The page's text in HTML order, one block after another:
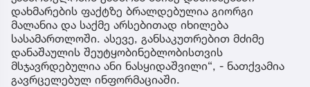
დახმარების ფაქტზე ბრალდებულია გიორგი
მალანია და საქმე არსებითად იხილება
სასამართლოში. ასევე, განსაკუთრებით მძიმე
დანაშაულის შეუტყობინებლობისთვის
მსჯავრდებულია ანი ნასყიდაშვილი“, - ნათქვამია
გავრცელებულ ინფორმაციაში.